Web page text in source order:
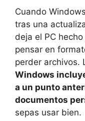
Cuando
tras una
deja el PC
pensar en
perder archivos.
Windows
a un punto
documentos
sepas usar bien.